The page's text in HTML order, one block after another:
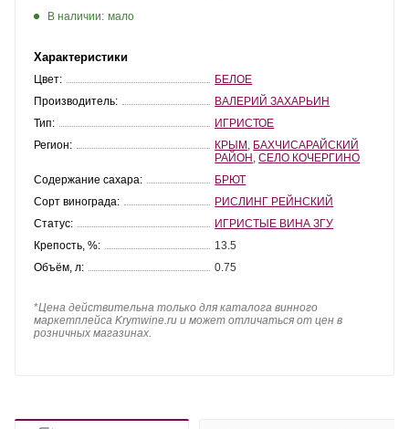
В наличии: мало
Характеристики
Цвет:
БЕЛОЕ
Производитель:
ВАЛЕРИЙ ЗАХАРЬИН
Тип:
ИГРИСТОЕ
Регион:
КРЫМ БАХЧИСАРАЙСКИЙ
РАЙОН ,СЕЛО КОЧЕРГИНО
Содержание сахара:
БРЮТ
Сорт винограда:
РИСЛИНГ РЕЙНСКИЙ
Статус:
ИГРИСТЫЕ ВИНА ЗГУ
Крепость, %:
13.5
Объём, л:
0.75
*Цена действительна только для каталога винного
маркетплейса Krymwine.ru и может отличаться от цен в
розничных магазинах.